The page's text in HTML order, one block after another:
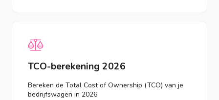
TCO-berekening 2026
Bereken de Total Cost of Ownership (TCO) van je
bedrijfswagen in 2026